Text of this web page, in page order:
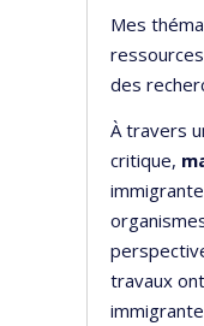
Mes
des
À travers
critique,
travaux